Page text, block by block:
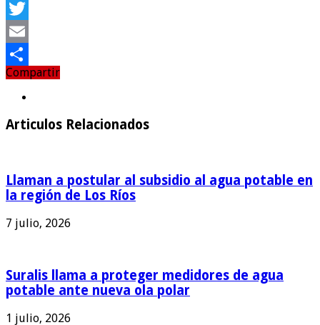
Facebook
Twitter
Email
Compartir
Compartir
Articulos Relacionados
Llaman a postular al subsidio al agua potable en
la región de Los Ríos
7 julio, 2026
Suralis llama a proteger medidores de agua
potable ante nueva ola polar
1 julio, 2026